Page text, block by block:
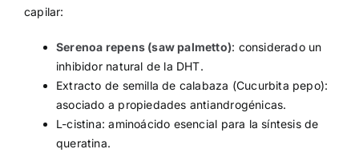
capilar:
Serenoa repens (saw palmetto): considerado un
inhibidor natural de la DHT.
Extracto de semilla de calabaza (Cucurbita pepo):
asociado a propiedades antiandrogénicas.
L-cistina: aminoácido esencial para la síntesis de
queratina.